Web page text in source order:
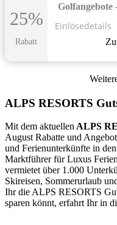
25%
Rabatt
Golfangebote
Einlösedetails
ALPS RESORTS
Mit dem aktuellen ALPS
August Rabatte und
und Ferienunterkünfte in
Marktführer für Luxus
vermietet über 1.000
Skireisen, Sommerurlaub
Ihr die ALPS RESORTS
sparen könnt, erfahrt Ihr in